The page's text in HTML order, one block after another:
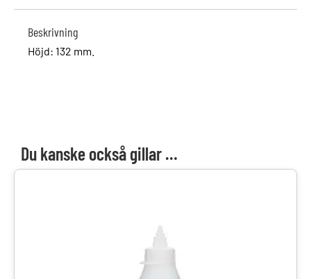
Beskrivning
Höjd: 132 mm.
Du kanske också gillar …